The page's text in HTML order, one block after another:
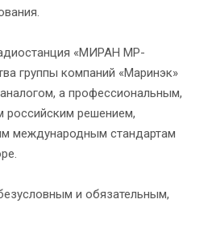
«МИРАН МР-
группы компаний «Маринэк»
а профессиональным,
российским решением,
международным стандартам
и обязательным,